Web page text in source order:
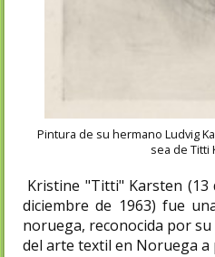
Pintura de su hermano Ludvig
sea de Titti
Kristine "Titti" Karsten (13
diciembre de 1963) fue
noruega, reconocida por
del arte textil en Noruega a